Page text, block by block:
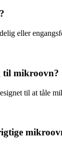
eller
til mikroovn?
til at tåle